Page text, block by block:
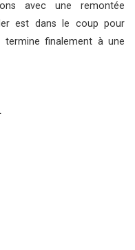
avec une remontée
est dans le coup pour
termine finalement à une